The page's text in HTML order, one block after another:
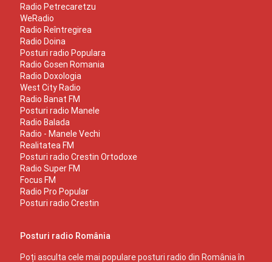
Radio Petrecaretzu
WeRadio
Radio Reîntregirea
Radio Doina
Posturi radio Populara
Radio Gosen Romania
Radio Doxologia
West City Radio
Radio Banat FM
Posturi radio Manele
Radio Balada
Radio - Manele Vechi
Realitatea FM
Posturi radio Crestin Ortodoxe
Radio Super FM
Focus FM
Radio Pro Popular
Posturi radio Crestin
Posturi radio România
Poți asculta cele mai populare posturi radio din România în